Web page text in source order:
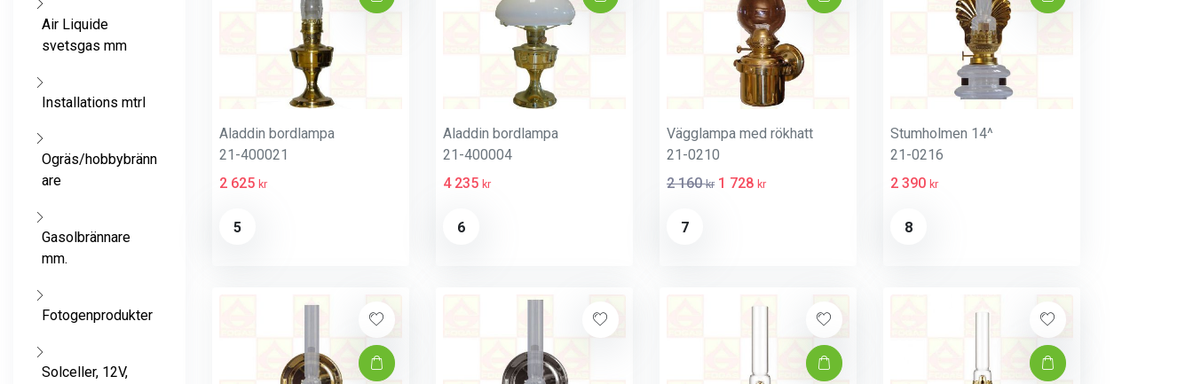
Air Liquide
svetsgas mm
Installations mtrl
Ogräs/hobbybränn
are
Gasolbrännare
mm.
Fotogenprodukter
Solceller, 12V,
Aladdin bordlampa
21-400021
2 625 kr
5
Aladdin bordlampa
21-400004
4 235 kr
6
Vägglampa med rökhatt
21-0210
2 160kr 1 728 kr
7
Stumholmen 14^
21-0216
2 390 kr
8